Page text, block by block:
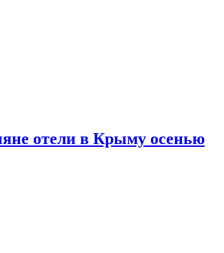
отели в Крыму осенью